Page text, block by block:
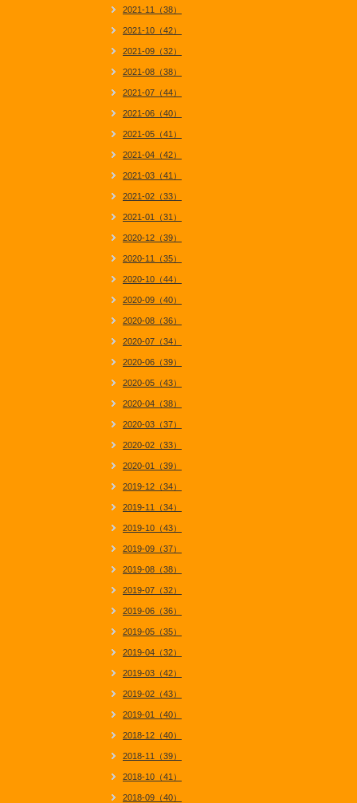
2021-11（38）
2021-10（42）
2021-09（32）
2021-08（38）
2021-07（44）
2021-06（40）
2021-05（41）
2021-04（42）
2021-03（41）
2021-02（33）
2021-01（31）
2020-12（39）
2020-11（35）
2020-10（44）
2020-09（40）
2020-08（36）
2020-07（34）
2020-06（39）
2020-05（43）
2020-04（38）
2020-03（37）
2020-02（33）
2020-01（39）
2019-12（34）
2019-11（34）
2019-10（43）
2019-09（37）
2019-08（38）
2019-07（32）
2019-06（36）
2019-05（35）
2019-04（32）
2019-03（42）
2019-02（43）
2019-01（40）
2018-12（40）
2018-11（39）
2018-10（41）
2018-09（40）